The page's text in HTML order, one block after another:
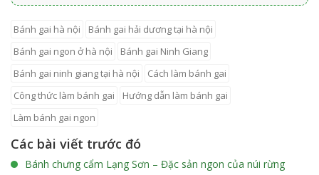
bánh gai hà nội
bánh gai hải dương tại hà nội
bánh gai ngon ở hà nội
bánh gai Ninh Giang
bánh gai ninh giang tại hà nội
cách làm bánh gai
công thức làm bánh gai
hướng dẫn làm bánh gai
làm bánh gai ngon
Các bài viết trước đó
Bánh chưng cẩm Lạng Sơn – Đặc sản ngon của núi rừng